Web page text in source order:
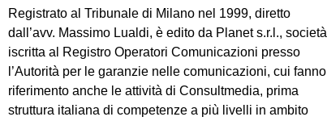
Registrato al Tribunale di Milano nel 1999, diretto
dall’avv. Massimo Lualdi, è edito da Planet s.r.l., società
iscritta al Registro Operatori Comunicazioni presso
l’Autorità per le garanzie nelle comunicazioni, cui fanno
riferimento anche le attività di Consultmedia, prima
struttura italiana di competenze a più livelli in ambito